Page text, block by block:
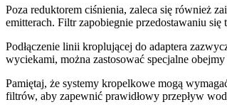
Poza reduktorem ciśnienia, zaleca się również
emitterach. Filtr zapobiegnie przedostawaniu się
Podłączenie linii kroplującej do adaptera
wyciekami, można zastosować specjalne
Pamiętaj, że systemy kropelkowe mogą
filtrów, aby zapewnić prawidłowy przepływ